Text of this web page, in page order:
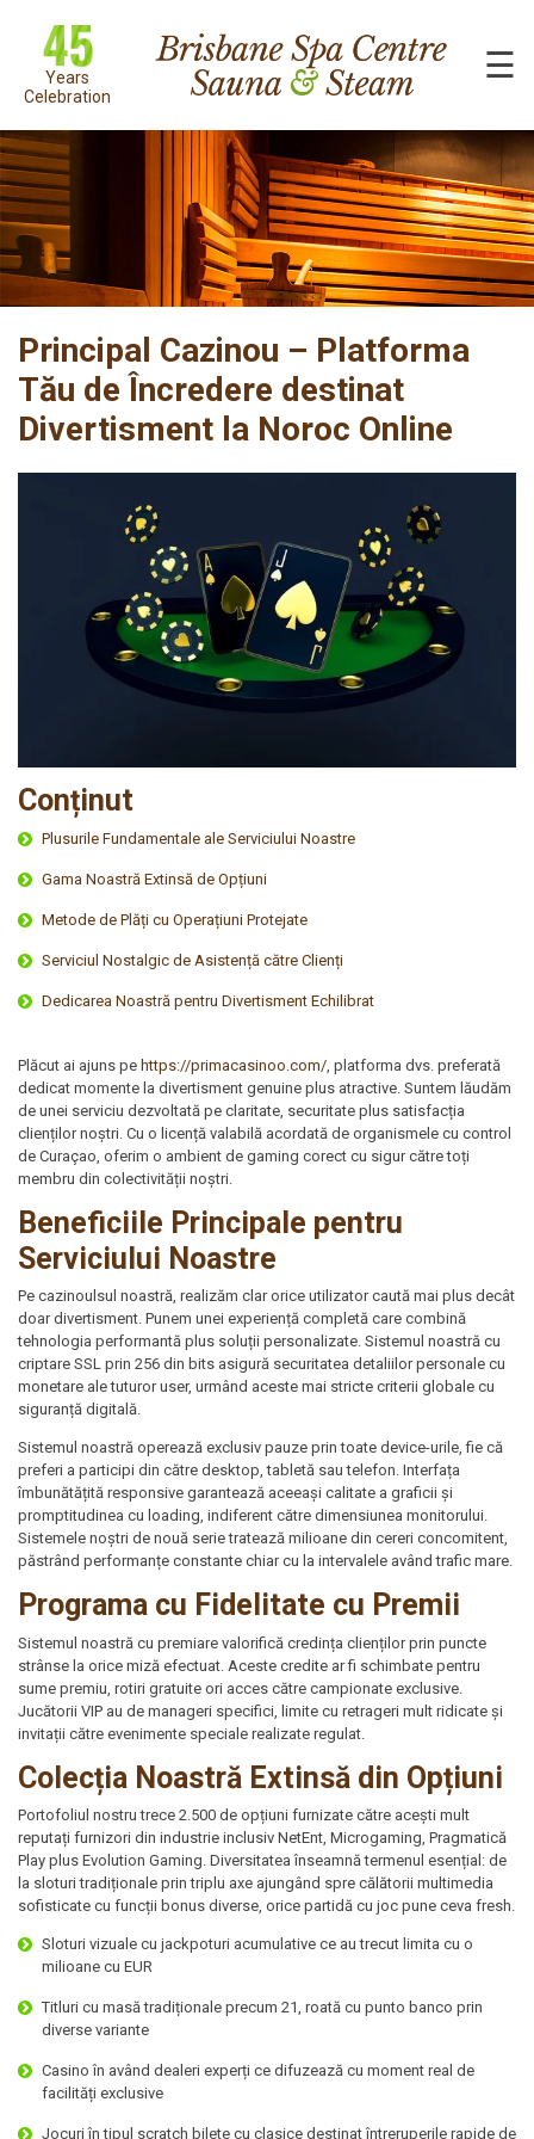
Years
Celebration
☰
Principal Cazinou – Platforma
Tău de Încredere destinat
Divertisment la Noroc Online
Conținut
Plusurile Fundamentale ale Serviciului Noastre
Gama Noastră Extinsă de Opțiuni
Metode de Plăți cu Operațiuni Protejate
Serviciul Nostalgic de Asistență către Clienți
Dedicarea Noastră pentru Divertisment Echilibrat
Plăcut ai ajuns pe https://primacasinoo.com/ , platforma dvs. preferată
dedicat momente la divertisment genuine plus atractive. Suntem lăudăm
de unei serviciu dezvoltată pe claritate, securitate plus satisfacția
clienților noștri. Cu o licență valabilă acordată de organismele cu control
de Curaçao, oferim o ambient de gaming corect cu sigur către toți
membru din colectivității noștri.
Beneficiile Principale pentru
Serviciului Noastre
Pe cazinoulsul noastră, realizăm clar orice utilizator caută mai plus decât
doar divertisment. Punem unei experiență completă care combină
tehnologia performantă plus soluții personalizate. Sistemul noastră cu
criptare SSL prin 256 din bits asigură securitatea detaliilor personale cu
monetare ale tuturor user, urmând aceste mai stricte criterii globale cu
siguranță digitală.
Sistemul noastră operează exclusiv pauze prin toate device-urile, fie că
preferi a participi din către desktop, tabletă sau telefon. Interfața
îmbunătățită responsive garantează aceeași calitate a graficii și
promptitudinea cu loading, indiferent către dimensiunea monitorului.
Sistemele noștri de nouă serie tratează milioane din cereri concomitent,
păstrând performanțe constante chiar cu la intervalele având trafic mare.
Programa cu Fidelitate cu Premii
Sistemul noastră cu premiare valorifică credința clienților prin puncte
strânse la orice miză efectuat. Aceste credite ar fi schimbate pentru
sume premiu, rotiri gratuite ori acces către campionate exclusive.
Jucătorii VIP au de manageri specifici, limite cu retrageri mult ridicate și
invitații către evenimente speciale realizate regulat.
Colecția Noastră Extinsă din Opțiuni
Portofoliul nostru trece 2.500 de opțiuni furnizate către acești mult
reputați furnizori din industrie inclusiv NetEnt, Microgaming, Pragmatică
Play plus Evolution Gaming. Diversitatea înseamnă termenul esențial: de
la sloturi tradiționale prin triplu axe ajungând spre călătorii multimedia
sofisticate cu funcții bonus diverse, orice partidă cu joc pune ceva fresh.
Sloturi vizuale cu jackpoturi acumulative ce au trecut limita cu o
milioane cu EUR
Titluri cu masă tradiționale precum 21, roată cu punto banco prin
diverse variante
Casino în având dealeri experți ce difuzează cu moment real de
facilități exclusive
Jocuri în tipul scratch bilete cu clasice destinat întreruperile rapide de